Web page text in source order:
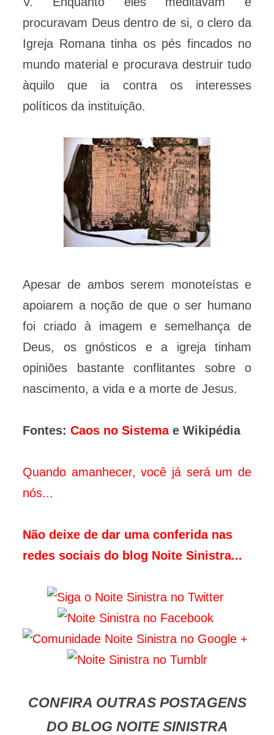
procuravam Deus dentro de si, o clero da
Igreja Romana tinha os pés fincados no
mundo material e procurava destruir tudo
àquilo que ia contra os interesses
políticos da instituição.
Apesar de ambos serem monoteístas e
apoiarem a noção de que o ser humano
foi criado à imagem e semelhança de
Deus, os gnósticos e a igreja tinham
opiniões bastante conflitantes sobre o
nascimento, a vida e a morte de Jesus.
Fontes: Caos no Sistemae Wikipédia
Quando amanhecer, você já será um de
nós...
Não deixe de dar uma conferida nas
redes sociais do blog Noite Sinistra...
CONFIRA OUTRAS POSTAGENS
DO BLOG NOITE SINISTRA